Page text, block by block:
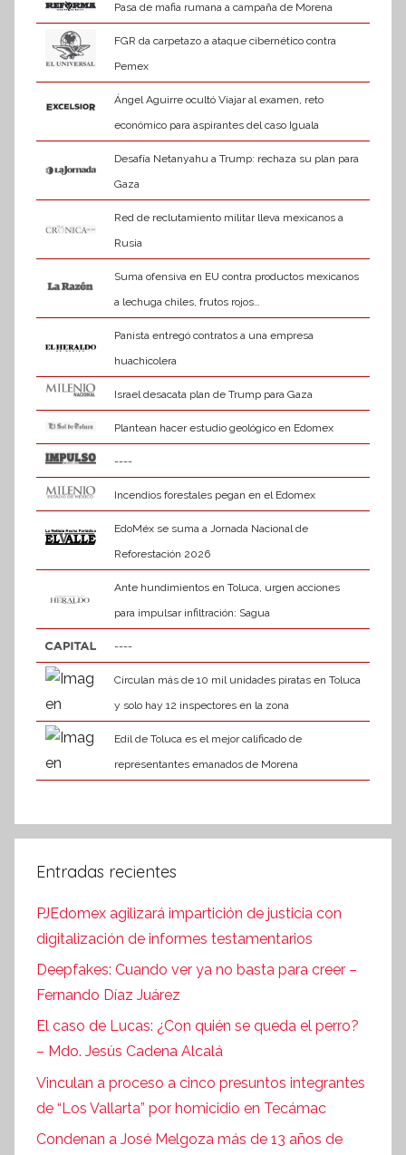
Pasa de mafia rumana a campaña de Morena
FGR da carpetazo a ataque cibernético contra
Pemex
Ángel Aguirre ocultó Viajar al examen, reto
económico para aspirantes del caso Iguala
Desafía Netanyahu a Trump: rechaza su plan para
Gaza
Red de reclutamiento militar lleva mexicanos a
Rusia
Suma ofensiva en EU contra productos mexicanos
a lechuga chiles, frutos rojos…
Panista entregó contratos a una empresa
huachicolera
Israel desacata plan de Trump para Gaza
Plantean hacer estudio geológico en Edomex
----
Incendios forestales pegan en el Edomex
EdoMéx se suma a Jornada Nacional de
Reforestación 2026
Ante hundimientos en Toluca, urgen acciones
para impulsar infiltración: Sagua
----
Circulan más de 10 mil unidades piratas en Toluca
y solo hay 12 inspectores en la zona
Edil de Toluca es el mejor calificado de
representantes emanados de Morena
Entradas recientes
PJEdomex agilizará impartición de justicia con
digitalización de informes testamentarios
Deepfakes: Cuando ver ya no basta para creer –
Fernando Díaz Juárez
El caso de Lucas: ¿Con quién se queda el perro?
– Mdo. Jesús Cadena Alcalá
Vinculan a proceso a cinco presuntos integrantes
de “Los Vallarta” por homicidio en Tecámac
Condenan a José Melgoza más de 13 años de